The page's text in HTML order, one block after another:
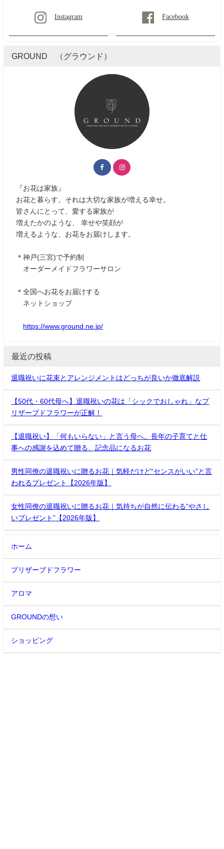
Instagram Facebook
GROUND （グラウンド）
『お花は家族』
お花と暮らす。それは大切な家族が増える幸せ。
皆さんにとって、愛する家族が
増えたかのような、 幸せや笑顔が
増えるような、お花をお届けします。
＊神戸(三宮)で予約制
オーダーメイドフラワーサロン
＊全国へお花をお届けする
ネットショップ
https://www.ground.ne.jp/
最近の投稿
退職祝いに花束とアレンジメントはどっちが良いか徹底解説
【50代・60代母へ】退職祝いの花は「シックでおしゃれ」なプ
リザーブドフラワーが正解！
【退職祝い】「何もいらない」と言う母へ。長年の子育てと仕
事への感謝を込めて贈る、記念品になるお花
男性同僚の退職祝いに贈るお花｜気軽だけど“センスがいい”と言
われるプレゼント【2026年版】
女性同僚の退職祝いに贈るお花｜気持ちが自然に伝わる“やさし
いプレゼント”【2026年版】
ホーム
プリザーブドフラワー
アロマ
GROUNDの想い
ショッピング